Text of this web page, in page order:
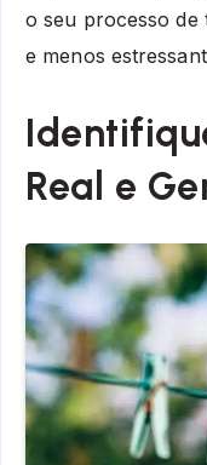
o seu processo de
e menos
Real e